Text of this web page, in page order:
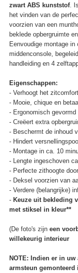
zwart ABS kunststof.
het vinden van de
voorzien van een
beklede opbergruimte
Eenvoudige montage
middenconsole,
handleiding en 4
Eigenschappen:
- Verhoogt het
- Mooie, chique en
- Ergonomisch
- Creëert extra
- Beschermt de inhoud
- Hindert
- Montage in ca. 10
- Lengte ingeschoven
- Perfecte zithoogte
- Deksel voorzien van
- Verdere (belangrijke)
- Keuze uit bekleding
met stiksel in kleur**
(De foto's zijn een
willekeurig interieur
NOTE: Indien er in
armsteun gemonteerd